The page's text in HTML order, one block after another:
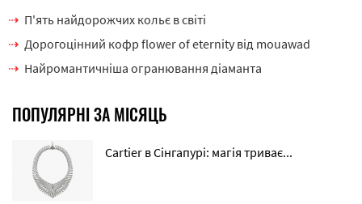
П'ять найдорожчих кольє в світі
Дорогоцінний кофр flower of eternity від mouawad
Найромантичніша огранювання діаманта
ПОПУЛЯРНІ ЗА МІСЯЦЬ
Cartier в Сінгапурі: магія триває...